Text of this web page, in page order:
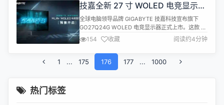
技嘉全新 27 寸 WOLED 电竞显示器
GO27Q24G 预售开启
全球电脑领导品牌 GIGABYTE 技嘉科技宣布旗下
GO27Q24G WOLED 电竞显示器正式上市。这款 27
寸 QHD 四边无边框荧幕具备 240Hz 高刷新率，并
支持 NVIDIA® G-SYNC® Compatible 与 AMD
FreeSync™ Premium 技术，为竞技类游戏提供无撕
裂、极速反应的流畅体验。GO27Q24G 采用 MLA...
154 收藏 阅读约4分钟
1 ... 175 176 177 ... 1000
热门标签